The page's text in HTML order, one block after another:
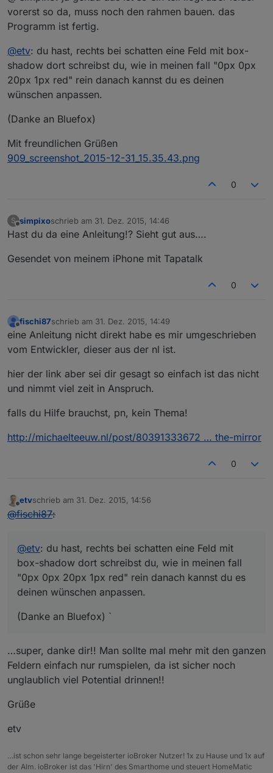
vorerst so da, muss noch den rahmen bauen. das
Programm ist fertig.
@etv: du hast, rechts bei schatten eine Feld mit box-
shadow dort schreibst du, wie in meinen fall "0px 0px
20px 1px red" rein danach kannst du es deinen
wünschen anpassen.
(Danke an Bluefox)
Mit freundlichen Grüßen
909_screenshot_2015-12-31_15.35.43.png
0
S
Offline
simpixoschrieb am 31. Dez. 2015, 14:46
zuletzt editiert von
Hast du da eine Anleitung!? Sieht gut aus….
Gesendet von meinem iPhone mit Tapatalk
0
Offline
fischi87schrieb am 31. Dez. 2015, 14:49
zuletzt editiert von
eine Anleitung nicht direkt habe es mir umgeschrieben
vom Entwickler, dieser aus der nl ist.
hier der link aber sei dir gesagt so einfach ist das nicht
und nimmt viel zeit in Anspruch.
falls du Hilfe brauchst, pn, kein Thema!
http://michaelteeuw.nl/post/80391333672 … the-mirror
0
Offline
etvschrieb am 31. Dez. 2015, 14:56
zuletzt editiert von
@fischi87:
@etv: du hast, rechts bei schatten eine Feld mit
box-shadow dort schreibst du, wie in meinen fall
"0px 0px 20px 1px red" rein danach kannst du es
deinen wünschen anpassen.
(Danke an Bluefox) `
…super, danke dir!! Man sollte mal mehr mit den ganzen
Feldern einfach nur rumspielen, da ist sicher noch
unglaublich viel Potential drinnen!!
Grüße
etv
…ist schon sehr lange begeisterter ioBroker Nutzer! 1x zu Hause und 1x auf
der Alm. ioBroker ist das 'Hirn' des Smarthome und steuert HomeMatic